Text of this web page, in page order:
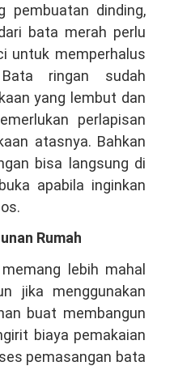
pembuatan dinding,
bata merah perlu
untuk memperhalus
ringan sudah
yang lembut dan
perlapisan
atasnya. Bahkan
bisa langsung di
apabila inginkan
Rumah
lebih mahal
jika menggunakan
buat membangun
biaya pemakaian
pemasangan bata